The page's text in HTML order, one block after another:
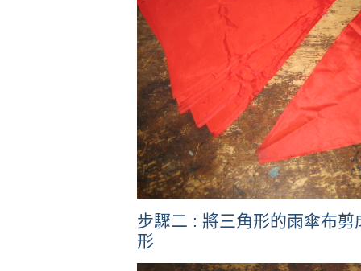
步驟二 : 將三角形的雨傘布
形